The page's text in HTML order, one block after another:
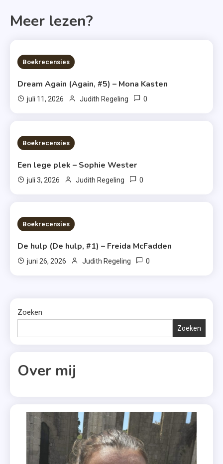
Meer lezen?
6 MINS READ
Boekrecensies
Dream Again (Again, #5) – Mona Kasten
juli 11, 2026 Judith Regeling 0
6 MINS READ
Boekrecensies
Een lege plek – Sophie Wester
juli 3, 2026 Judith Regeling 0
7 MINS READ
Boekrecensies
De hulp (De hulp, #1) – Freida McFadden
juni 26, 2026 Judith Regeling 0
Zoeken
Zoeken
Over mij